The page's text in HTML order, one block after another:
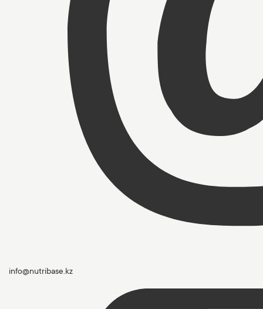
info@nutribase.kz